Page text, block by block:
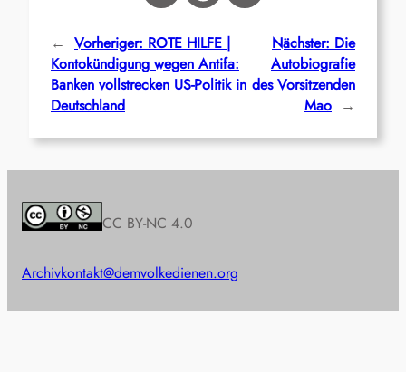
← Vorheriger: ROTE HILFE |
Kontokündigung wegen Antifa:
Banken vollstrecken US-Politik in
Deutschland
Nächster: Die
Autobiografie
des Vorsitzenden
Mao →
CC BY-NC 4.0
Archivkontakt@demvolkedienen.org